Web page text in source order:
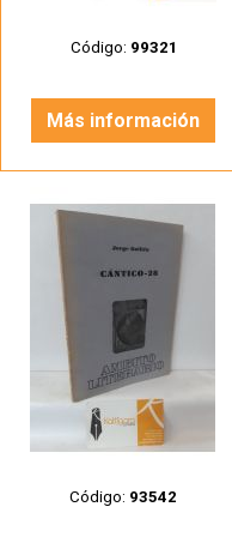
Código: 99321
Más información
Código: 93542